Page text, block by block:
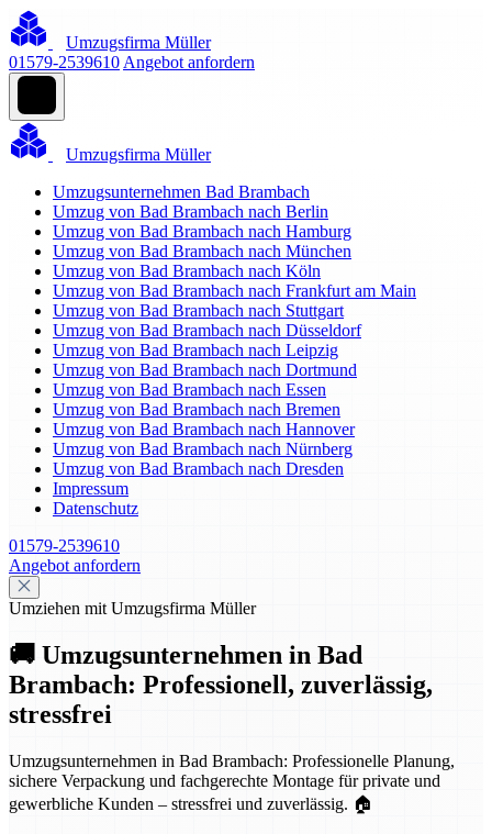
Umzugsfirma Müller
01579-2539610 Angebot anfordern
Umzugsfirma Müller
Umzugsunternehmen Bad Brambach
Umzug von Bad Brambach nach Berlin
Umzug von Bad Brambach nach Hamburg
Umzug von Bad Brambach nach München
Umzug von Bad Brambach nach Köln
Umzug von Bad Brambach nach Frankfurt am Main
Umzug von Bad Brambach nach Stuttgart
Umzug von Bad Brambach nach Düsseldorf
Umzug von Bad Brambach nach Leipzig
Umzug von Bad Brambach nach Dortmund
Umzug von Bad Brambach nach Essen
Umzug von Bad Brambach nach Bremen
Umzug von Bad Brambach nach Hannover
Umzug von Bad Brambach nach Nürnberg
Umzug von Bad Brambach nach Dresden
Impressum
Datenschutz
01579-2539610
Angebot anfordern
Umziehen mit Umzugsfirma Müller
🚚 Umzugsunternehmen in Bad
Brambach: Professionell, zuverlässig,
stressfrei
Umzugsunternehmen in Bad Brambach: Professionelle Planung,
sichere Verpackung und fachgerechte Montage für private und
gewerbliche Kunden – stressfrei und zuverlässig. 🏠